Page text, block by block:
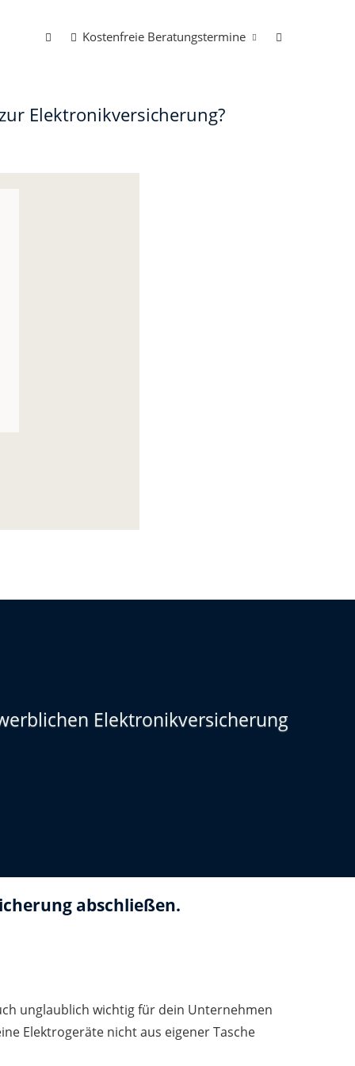
Kostenfreie Beratungstermine
Elektronikversicherung?
Elektronikversicherung
abschließen.
unglaublich wichtig für dein Unternehmen
Elektrogeräte nicht aus eigener Tasche